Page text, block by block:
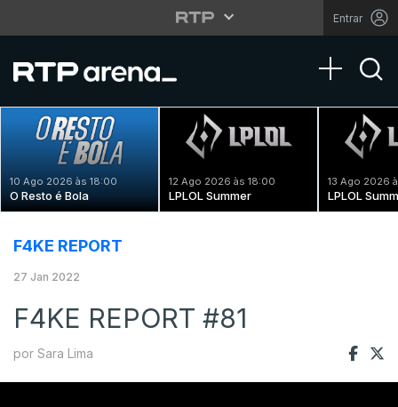
Entrar
Toggle
10 Ago 2026 às 18:00
O Resto é Bola
12 Ago 2026 às 18:00
LPLOL Summer
13 Ago 2026
LPLOL
F4KE REPORT
27 Jan 2022
F4KE REPORT #81
por Sara Lima